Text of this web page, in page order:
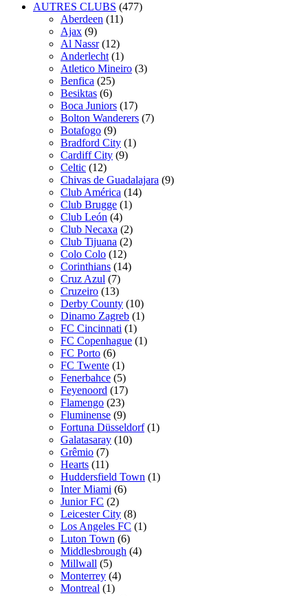
AUTRES CLUBS (477)
Aberdeen (11)
Ajax (9)
Al Nassr (12)
Anderlecht (1)
Atletico Mineiro (3)
Benfica (25)
Besiktas (6)
Boca Juniors (17)
Bolton Wanderers (7)
Botafogo (9)
Bradford City (1)
Cardiff City (9)
Celtic (12)
Chivas de Guadalajara (9)
Club América (14)
Club Brugge (1)
Club León (4)
Club Necaxa (2)
Club Tijuana (2)
Colo Colo (12)
Corinthians (14)
Cruz Azul (7)
Cruzeiro (13)
Derby County (10)
Dinamo Zagreb (1)
FC Cincinnati (1)
FC Copenhague (1)
FC Porto (6)
FC Twente (1)
Fenerbahce (5)
Feyenoord (17)
Flamengo (23)
Fluminense (9)
Fortuna Düsseldorf (1)
Galatasaray (10)
Grêmio (7)
Hearts (11)
Huddersfield Town (1)
Inter Miami (6)
Junior FC (2)
Leicester City (8)
Los Angeles FC (1)
Luton Town (6)
Middlesbrough (4)
Millwall (5)
Monterrey (4)
Montreal (1)